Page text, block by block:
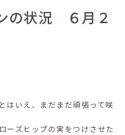
の状況 ６月２
はいえ、まだまだ頑張って咲
ーズヒップの実をつけさせた